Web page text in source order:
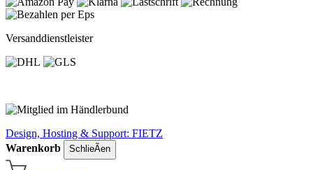
Versanddienstleister
Design, Hosting & Support: FIETZ
Warenkorb
SchlieÃen